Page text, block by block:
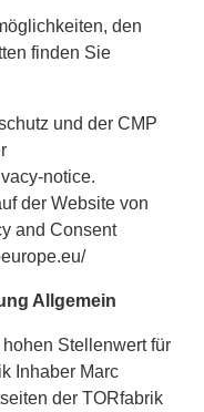
den
finden Sie
und der CMP
notice.
der Website von
and Consent
Allgemein
Stellenwert für
Inhaber Marc
der TORfabrik